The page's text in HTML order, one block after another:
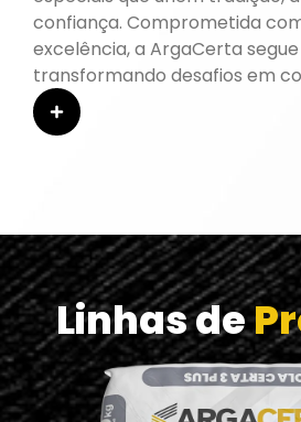
confiança. Comprometida
excelência, a ArgaCerta
transformando desafios em
Linhas de